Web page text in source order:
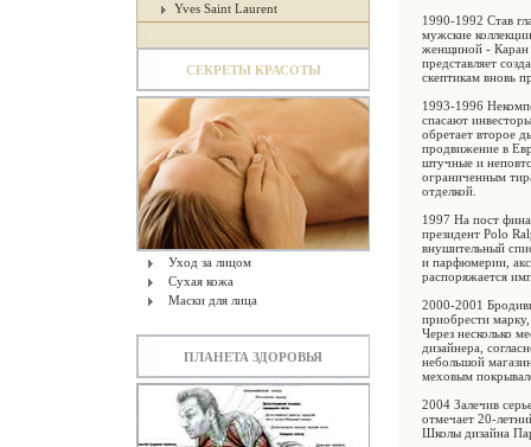
Yves Saint Laurent
СЕКРЕТЫ КРАСОТЫ
Уход за лицом
Сухая кожа
Маски для лица
ПЛАНЕТА ЗДОРОВЬЯ
1990-1992 Став
мужские
женщиной - Каран
представляет
скептикам вновь
1993-1996
спасают
обретает второе
продвижение в
штучные и
ограниченным
отделкой.
1997 На пост
президент Polo
внушительный
и парфюмерии,
распоряжается
2000-2001
приобрести
Через несколько
дизайнера,
небольшой
меховым
2004 Залечив
отмечает 20-
Школы дизайна